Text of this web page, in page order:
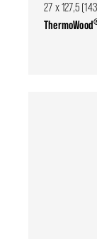
27 x 127,5
ThermoWood